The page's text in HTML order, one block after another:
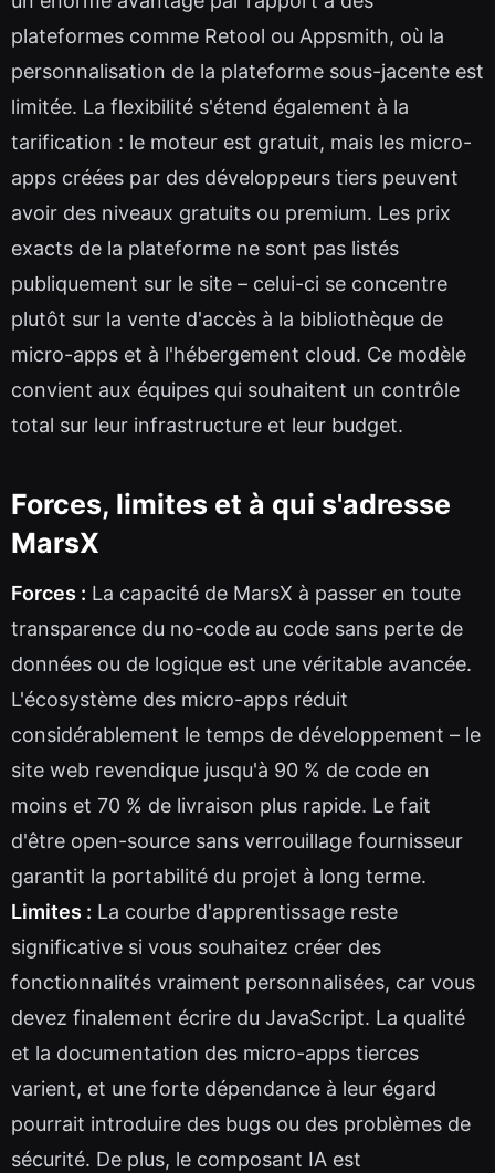
plateformes comme Retool ou Appsmith, où la
personnalisation de la plateforme sous-jacente est
limitée. La flexibilité s'étend également à la
tarification : le moteur est gratuit, mais les micro-
apps créées par des développeurs tiers peuvent
avoir des niveaux gratuits ou premium. Les prix
exacts de la plateforme ne sont pas listés
publiquement sur le site – celui-ci se concentre
plutôt sur la vente d'accès à la bibliothèque de
micro-apps et à l'hébergement cloud. Ce modèle
convient aux équipes qui souhaitent un contrôle
total sur leur infrastructure et leur budget.
Forces, limites et à qui s'adresse
MarsX
Forces : La capacité de MarsX à passer en toute
transparence du no-code au code sans perte de
données ou de logique est une véritable avancée.
L'écosystème des micro-apps réduit
considérablement le temps de développement – le
site web revendique jusqu'à 90 % de code en
moins et 70 % de livraison plus rapide. Le fait
d'être open-source sans verrouillage fournisseur
garantit la portabilité du projet à long terme.
Limites : La courbe d'apprentissage reste
significative si vous souhaitez créer des
fonctionnalités vraiment personnalisées, car vous
devez finalement écrire du JavaScript. La qualité
et la documentation des micro-apps tierces
varient, et une forte dépendance à leur égard
pourrait introduire des bugs ou des problèmes de
sécurité. De plus, le composant IA est